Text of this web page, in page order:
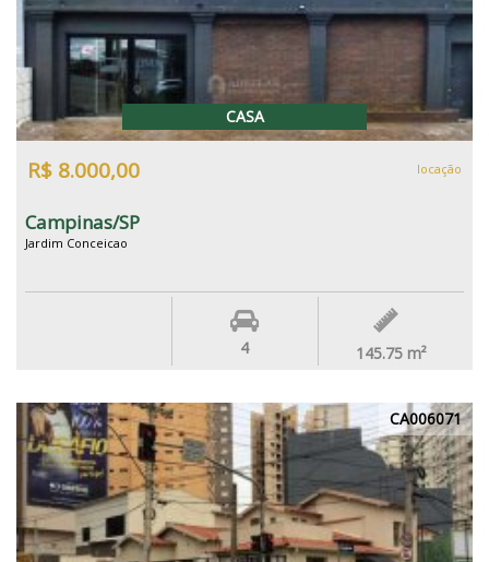
CASA
R$ 8.000,00 locação
Campinas/SP
Jardim Conceicao
4 145.75 m²
CA006071